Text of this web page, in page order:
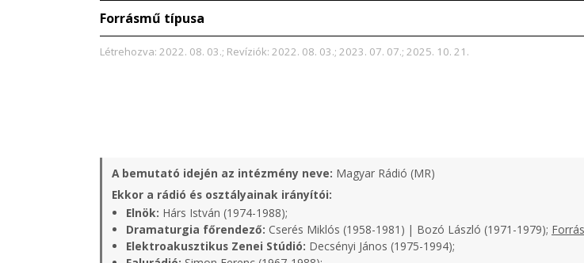
Forrásmű típusa
Létrehozva: 2022. 08. 03.; Revíziók: 2022. 08. 03.; 2023. 07. 07.; 2025. 10. 21.
A bemutató idején az intézmény neve: Magyar Rádió (MR)
Ekkor a rádió és osztályainak irányítói:
Elnök: Hárs István (1974-1988);
Dramaturgia főrendező: Cserés Miklós (1958-1981) | Bozó László (1971-1979); Forrás
Elektroakusztikus Zenei Stúdió: Decsényi János (1975-1994);